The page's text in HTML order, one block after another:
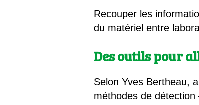
Recouper les
du matériel entre
Des outils pour
Selon Yves Bertheau,
méthodes de détection